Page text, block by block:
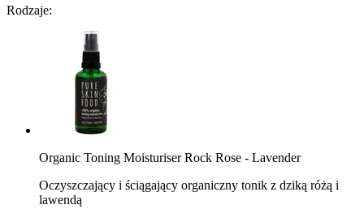
Rodzaje:
Organic Toning Moisturiser Rock Rose - Lavender
Oczyszczający i ściągający organiczny tonik z dziką różą i
lawendą